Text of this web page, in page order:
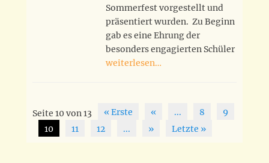
Sommerfest vorgestellt und
präsentiert wurden. Zu Beginn
gab es eine Ehrung der
besonders engagierten Schüler
weiterlesen…
Beitragsnavigation
Seite 10 von 13 « Erste « ... 8
9
10
11 12 ... » Letzte »